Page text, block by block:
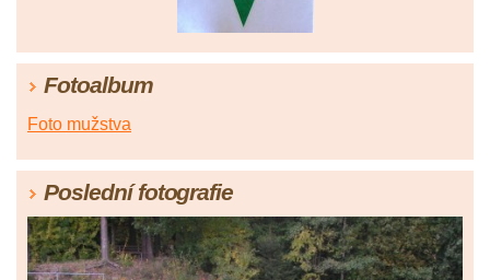
Fotoalbum
Foto mužstva
Poslední fotografie